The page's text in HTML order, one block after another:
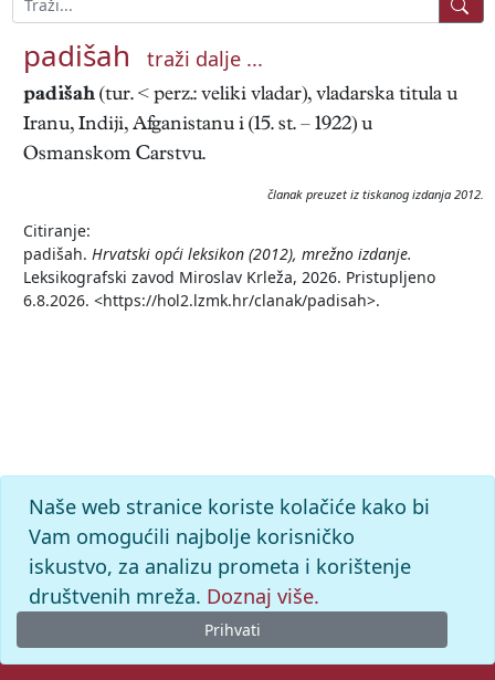
padišah traži dalje ...
padišah (tur. < perz.: veliki vladar), vladarska titula u
Iranu, Indiji, Afganistanu i (15. st. – 1922) u
Osmanskom Carstvu.
članak preuzet iz tiskanog izdanja 2012.
Citiranje:
padišah. Hrvatski opći leksikon (2012), mrežno izdanje.
Leksikografski zavod Miroslav Krleža, 2026. Pristupljeno
6.8.2026. <https://hol2.lzmk.hr/clanak/padisah>.
Naše web stranice koriste kolačiće kako bi
Vam omogućili najbolje korisničko
iskustvo, za analizu prometa i korištenje
društvenih mreža. Doznaj više.
Prihvati
© 2026. -Leksikografski zavodMiroslav Krleža